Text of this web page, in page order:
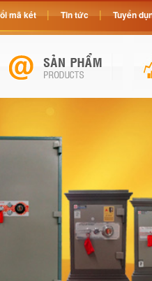
mã két Tin tức Tuyển